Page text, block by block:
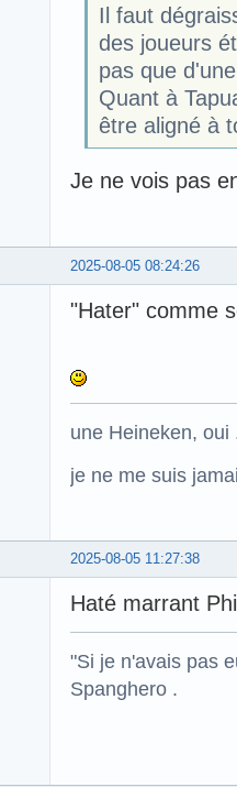
Il faut
des joueurs
pas que
Quant à
être aligné à
Je ne vois pas
2025-08-05 08:24:26
"Hater" comme
une Heineken,
je ne me suis
2025-08-05 11:27:38
Haté marrant
"Si je n'avais pas
Spanghero .